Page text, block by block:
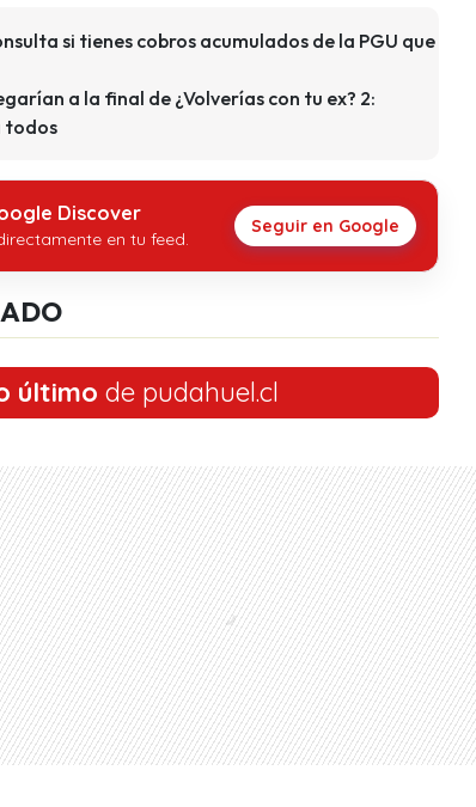
si tienes cobros acumulados de la PGU que
a la final de ¿Volverías con tu ex? 2:
todos
Discover
en tu feed.
Seguir en Google
último de pudahuel.cl